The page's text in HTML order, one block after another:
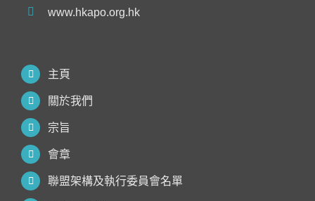
www.hkapo.org.hk
主頁
關於我們
宗旨
會章
聯盟架構及執行委員會名單